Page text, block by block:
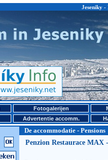
Jeseniky -
Fotogalerijen
Advertentie accomm.
De accommodatie - Pensions
Penzion Restaurace MAX